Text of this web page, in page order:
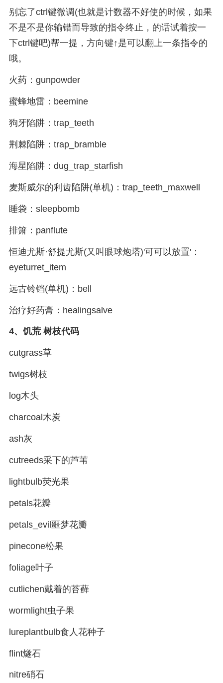
别忘了ctrl键微调(也就是计数器不好使的时候，如果
不是不是你输错而导致的指令终止，的话试着按一
下ctrl键吧)帮一提，方向键↑是可以翻上一条指令的
哦。
火药：gunpowder
蜜蜂地雷：beemine
狗牙陷阱：trap_teeth
荆棘陷阱：trap_bramble
海星陷阱：dug_trap_starfish
麦斯威尔的利齿陷阱(单机)：trap_teeth_maxwell
睡袋：sleepbomb
排箫：panflute
恒迪尤斯·舒提尤斯(又叫眼球炮塔)'可可以放置'：
eyeturret_item
远古铃铛(单机)：bell
治疗好药膏：healingsalve
4、饥荒 树枝代码
cutgrass草
twigs树枝
log木头
charcoal木炭
ash灰
cutreeds采下的芦苇
lightbulb荧光果
petals花瓣
petals_evil噩梦花瓣
pinecone松果
foliage叶子
cutlichen戴着的苔藓
wormlight虫子果
lureplantbulb食人花种子
flint燧石
nitre硝石